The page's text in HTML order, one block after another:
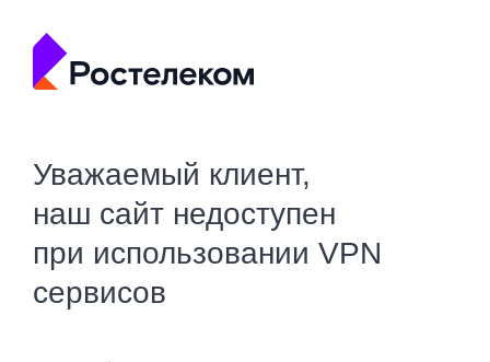
Уважаемый клиент,
наш сайт недоступен
при использовании VPN
сервисов